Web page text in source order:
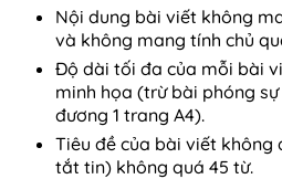
Nội dung bài viết không
và không mang tính chủ
Độ dài tối đa của mỗi bài
minh họa (trừ bài phóng
đương 1 trang A4).
Tiêu đề của bài viết không
tắt tin) không quá 45 từ.